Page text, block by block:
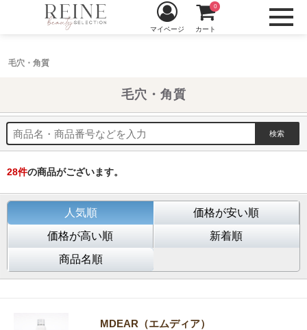
毛穴・角質
マイページ カート
0
毛穴・角質
28件の商品がございます。
人気順
価格が安い順
価格が高い順
新着順
商品名順
MDEAR（エムディア）